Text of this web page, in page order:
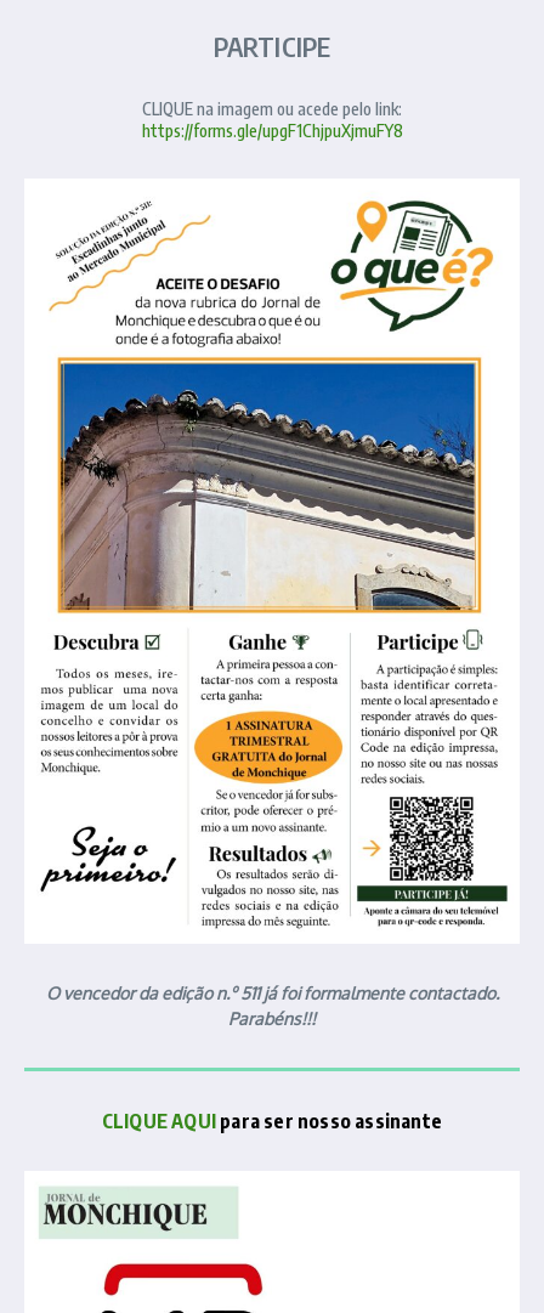
PARTICIPE
CLIQUE na imagem ou acede pelo link:
https://forms.gle/upgF1ChjpuXjmuFY8
O vencedor da edição n.º 511 já foi formalmente contactado.
Parabéns!!!
CLIQUE AQUI para ser nosso assinante